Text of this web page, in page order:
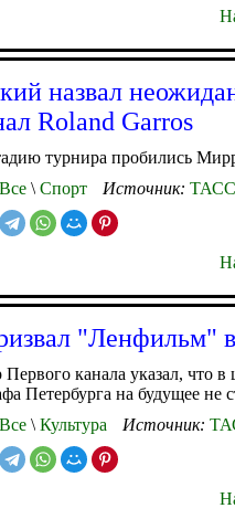
назвал
Roland Garros
турнира пробились
Все \ Спорт Источник: ТАСС
"Ленфильм"
Первого канала указал, что
Петербурга на будущее не
Все \ Культура Источник: